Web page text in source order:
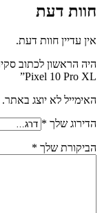
Pixel
Pro
חוות דעת
אין עדיין חוות דעת.
Pixel 10 Pro XL”
האימייל לא יוצג באתר.
הדירוג שלך *
הביקורת שלך *